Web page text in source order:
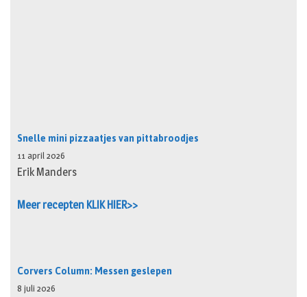
Snelle mini pizzaatjes van pittabroodjes
11 april 2026
Erik Manders
Meer recepten KLIK HIER>>
Corvers Column: Messen geslepen
8 juli 2026